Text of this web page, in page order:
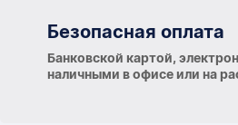
Безопасная оплата
Банковской картой,
наличными в офисе или на